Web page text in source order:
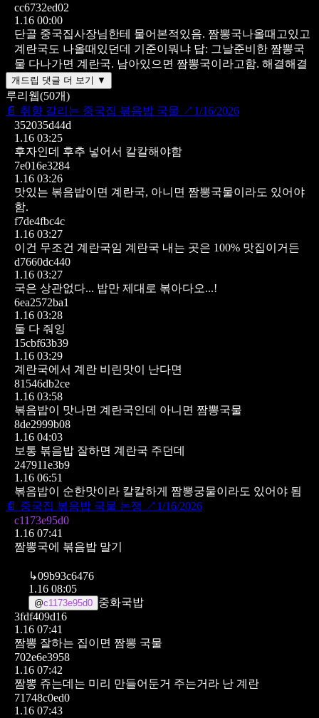
cc6732ed02
1.16 00:00
단골 중국집사장님한테 물어본적있음. 짬뽕국나올때고있고
계란국도 나올때있던데 기준이뭐냐 답: 그날준비한 짬뽕국
물 다나가면 계란국. 남아있으면 짬뽕국이라고함. 해결해결
개드립 댓글 더 보기 ▼
루리웹(50개)
📄 취향 갈리는 중국집 볶음밥 국물 ↗ 1/16/2026
352035d44d
1.16 03:25
후자인데 후추 넣어서 칼칼해야함
7e016e3284
1.16 03:26
맛있는 볶음밥이면 계란국, 아니면 짬뽕국물이라도 있어야
함.
f7de4fbc4c
1.16 03:27
이건 무조건 계란국임 계란국 내는 곳은 100% 맛집이거든
d7660dc440
1.16 03:27
국은 상관없다... 밥만 제대로 볶아다오...!
6ea2572ba1
1.16 03:28
둘 다 줘잉
15cbf63b39
1.16 03:29
계란국에서 계란 비린맛이 난다면
81546db2ce
1.16 03:58
볶음밥이 맛나면 계란국인데 아니면 짬뽕국물
8de2999b08
1.16 04:03
보통 볶음밥 잘하면 계란국 주던데
247911e3b9
1.16 06:51
볶음밥이 순한맛이라 칼칼하게 짬뽕궁물이라도 있어야 됨
📄 중국집 볶음밥 국물 논쟁 ↗ 1/16/2026
c1173e95d0
1.16 07:41
짬뽕국에 볶음밥 말기
↳09b93c6476
1.16 08:05
@c1173e95d0 중화국밥
3fdf409d16
1.16 07:41
짬뽕 잘하는 집이면 짬뽕 국물
702e6e3958
1.16 07:42
짬뽕 쥬는데는 미리 만들어둔거 주는거라 난 계란
71748c0ed0
1.16 07:43